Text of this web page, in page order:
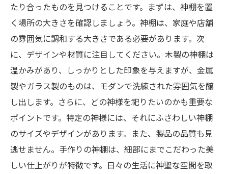
たり合ったものを見つけることです。まずは、神棚を置
く場所の大きさを確認しましょう。神棚は、家庭や店舗
の雰囲気に調和する大きさである必要があります。次
に、デザインや材質に注目してください。木製の神棚は
温かみがあり、しっかりとした印象を与えますが、金属
製やガラス製のものは、モダンで洗練された雰囲気を醸
し出します。さらに、どの神様を祀りたいのかも重要な
ポイントです。特定の神様には、それにふさわしい神棚
のサイズやデザインがあります。また、製品の品質も見
逃せません。手作りの神棚は、細部にまでこだわった美
しい仕上がりが特徴です。日々の生活に神聖な空間を取